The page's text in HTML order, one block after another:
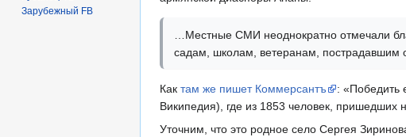
…Местные СМИ неоднократно отмечали
садам, школам, ветеранам, пострадавшим
Как там же пишет Коммерсантъ
: «Победить
Википедия), где из 1853 человек, пришедших
Уточним, что это родное село Сергея
Зарубежный FB